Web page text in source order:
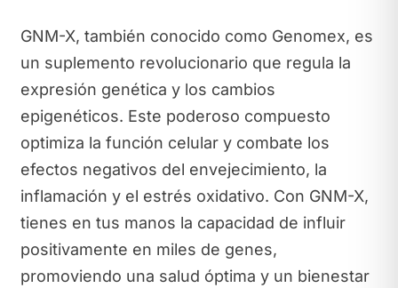
GNM-X, también conocido como Genomex, es
un suplemento revolucionario que regula la
expresión genética y los cambios
epigenéticos. Este poderoso compuesto
optimiza la función celular y combate los
efectos negativos del envejecimiento, la
inflamación y el estrés oxidativo. Con GNM-X,
tienes en tus manos la capacidad de influir
positivamente en miles de genes,
promoviendo una salud óptima y un bienestar